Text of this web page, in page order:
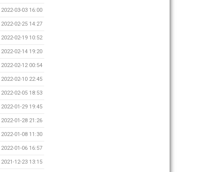
2022-03-03 16:00
2022-02-25 14:27
2022-02-19 10:52
2022-02-14 19:20
2022-02-12 00:54
2022-02-10 22:45
2022-02-05 18:53
2022-01-29 19:45
2022-01-28 21:26
2022-01-08 11:30
2022-01-06 16:57
2021-12-23 13:15